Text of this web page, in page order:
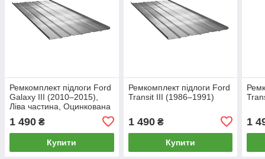
Ремкомплект підлоги Ford
Galaxy III (2010–2015),
Ліва частина, Оцинкована
1,25 м
1 490 ₴
Купити
Ремкомплект підлоги Ford
Transit III (1986–1991)
1 490₴
Купити
1